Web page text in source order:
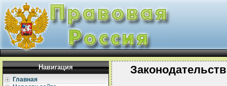
Навигация
Главная